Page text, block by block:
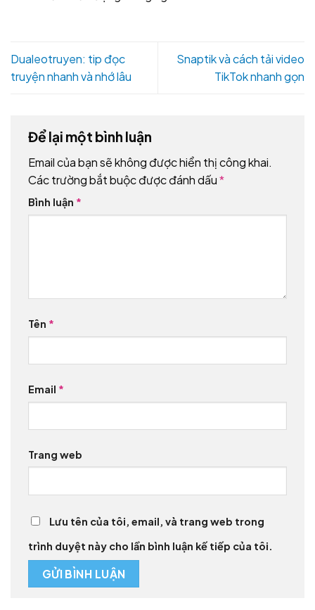
Dualeotruyen: tip đọc
truyện nhanh và nhớ lâu
Snaptik và cách tải video
TikTok nhanh gọn
Để lại một bình luận
Email của bạn sẽ không được hiển thị công khai.
Các trường bắt buộc được đánh dấu*
Bình luận *
Tên *
Email *
Trang web
Lưu tên của tôi, email, và trang web trong
trình duyệt này cho lần bình luận kế tiếp của tôi.